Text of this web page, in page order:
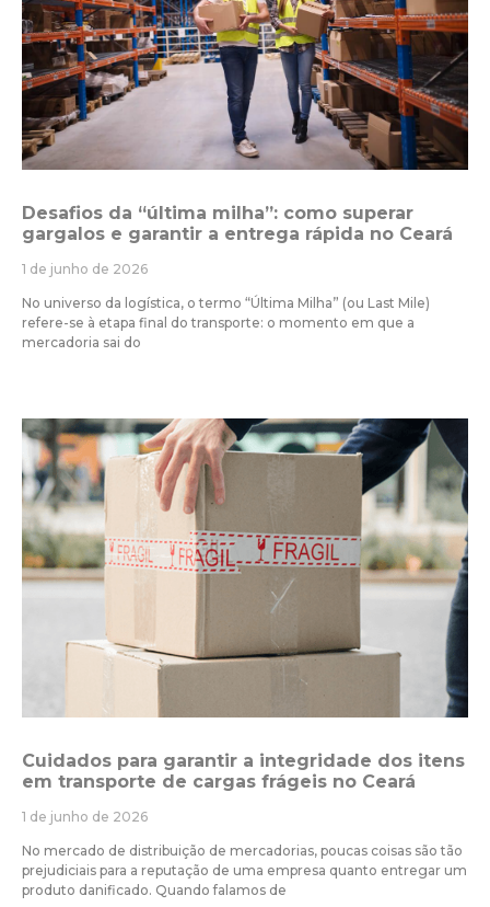
Desafios da “última milha”: como superar
gargalos e garantir a entrega rápida no Ceará
1 de junho de 2026
No universo da logística, o termo “Última Milha” (ou Last Mile)
refere-se à etapa final do transporte: o momento em que a
mercadoria sai do
Cuidados para garantir a integridade dos itens
em transporte de cargas frágeis no Ceará
1 de junho de 2026
No mercado de distribuição de mercadorias, poucas coisas são tão
prejudiciais para a reputação de uma empresa quanto entregar um
produto danificado. Quando falamos de